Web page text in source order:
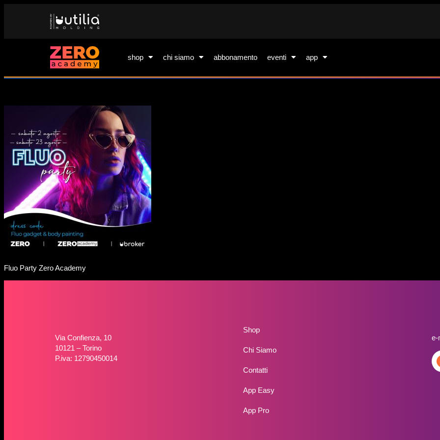
shop chi siamo abbonamento eventi app
Fluo Party Zero Academy
Via Confienza, 10
10121 – Torino
P.iva: 12790450014
Shop
Chi Siamo
Contatti
App Easy
App Pro
e-